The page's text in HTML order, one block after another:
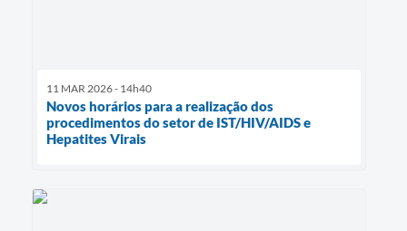
11 MAR 2026 - 14h40
Novos horários para a realização dos
procedimentos do setor de IST/HIV/AIDS e
Hepatites Virais